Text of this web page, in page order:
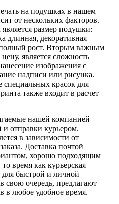
на подушках в нашем
от нескольких факторов.
размер подушки:
длинная, декоративная
рост. Вторым важным
является сложность
изображения с
надписи или рисунка.
специальных красок для
также входит в расчет
нашей компанией
отправки курьером.
в зависимости от
Доставка почтой
хорошо подходящим
время как курьерская
для быстрой и личной
свою очередь, предлагают
в любое удобное время.